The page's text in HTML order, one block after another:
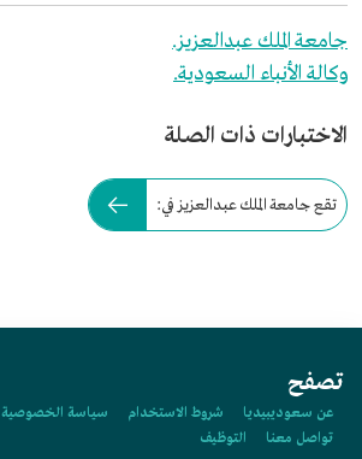
جامعة الملك عبدالعزيز.
وكالة الأنباء السعودية.
الاختبارات ذات الصلة
تقع جامعة الملك عبدالعزيز في:
تصفح
عن سعوديبيديا شروط الاستخدام سياسة الخصوصية
تواصل معنا
التوظيف